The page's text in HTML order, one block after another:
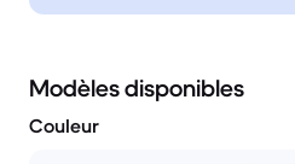
Modèles disponibles
Couleur